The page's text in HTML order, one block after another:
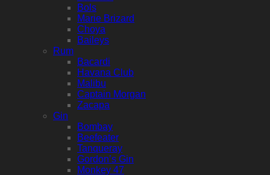
Bols
Marie Brizard
Choya
Baileys
Rum
Bacardi
Havana Club
Malibu
Captain Morgan
Zacapa
Gin
Bombay
Beefeater
Tanqueray
Gordon’s Gin
Monkey 47